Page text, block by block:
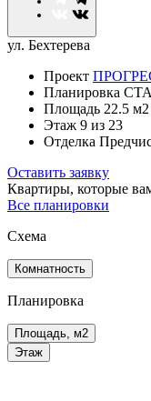
ул. Бехтерева
Проект
Планировка
Площадь 22.5 м2
Этаж 9 из 23
Отделка
Оставить заявку
Квартиры, которые
Все планировки
Схема
Комнатность
Планировка
Площадь, м2
Этаж